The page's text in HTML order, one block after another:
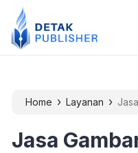
Home › Layanan ›
Jasa